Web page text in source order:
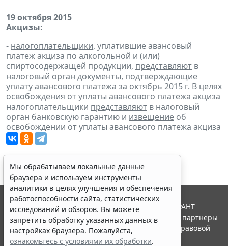
19 октября 2015
Акцизы:
- налогоплательщики, уплатившие авансовый
платеж акциза по алкогольной и (или)
спиртосодержащей продукции, представляют в
налоговый орган документы, подтверждающие
уплату авансового платежа за октябрь 2015 г. В целях
освобождения от уплаты авансового платежа акциза
налогоплательщики представляют в налоговый
орган банковскую гарантию и извещение об
освобождении от уплаты авансового платежа акциза
Мы обрабатываем локальные данные
браузера и используем инструменты
аналитики в целях улучшения и обеспечения
работоспособности сайта, статистических
исследований и обзоров. Вы можете
запретить обработку указанных данных в
настройках браузера. Пожалуйста,
ознакомьтесь с условиями их обработки.
© ООО "НПП "ГАРАНТ-СЕРВИС", 2026. Система ГАРАНТ
выпускается с 1990 года. Компания "Гарант" и ее партнеры
являются участниками Российской ассоциации правовой
информации ГАРАНТ.